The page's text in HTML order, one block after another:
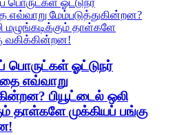
பொருட்கள் ஓட்டுநர்
எவ்வாறு
பியூட்டைல் ​​ஒலி
தாள்களே முக்கியப் பங்கு